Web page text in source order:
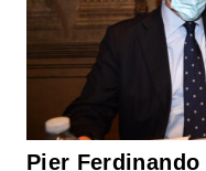
Pier